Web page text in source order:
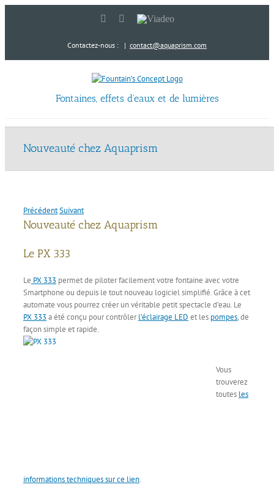
LinkedInYouTube
Viadeo
Contactez-nous : | contact@aquaprism.com
Fontaines, effets d'eaux et de lumières
Nouveauté chez Aquaprism
PrécédentSuivant
Nouveauté chez Aquaprism
Le PX 333
Le PX 333 permet de piloter facilement votre fontaine avec votre
Smartphone ou depuis le tout nouveau logiciel simplifié. Grâce à cet
automate vous pourrez créer un véritable petit spectacle d’eau. Le
PX 333 a été conçu pour contrôlerl’éclairage LED et les pompes, de
façon simple et rapide.
Vous
trouverez
toutes les
informations techniques sur ce lien.